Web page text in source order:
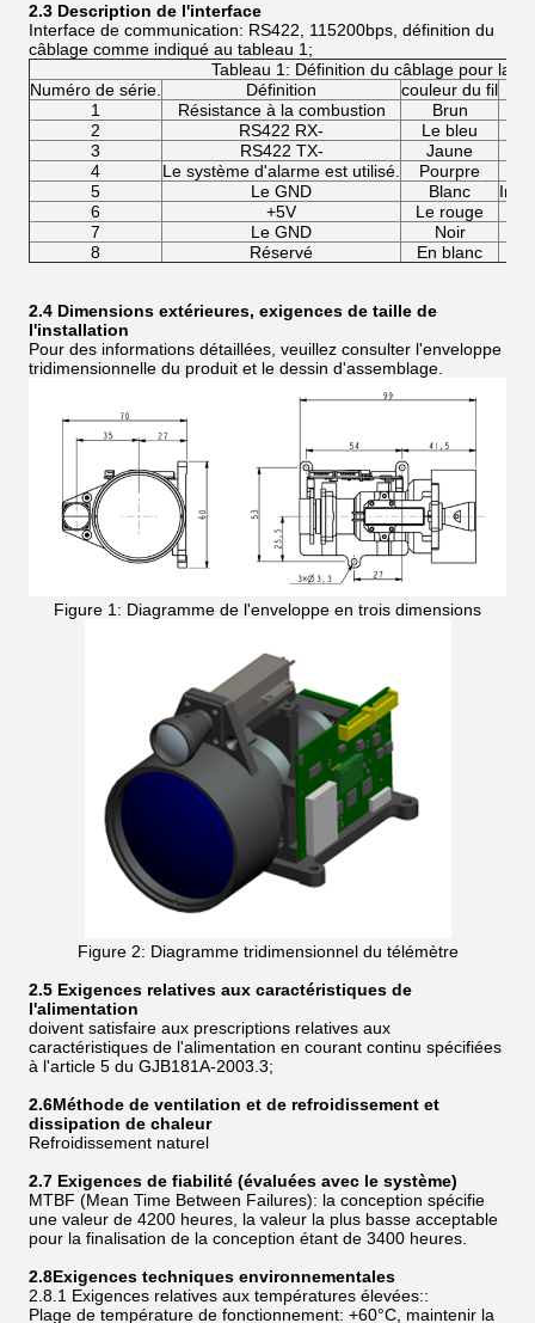
2.3 Description de l'interface
Interface de communication: RS422, 115200bps, définition du
câblage comme indiqué au tableau 1;
Tableau 1: Définition du câblage pour la
Numéro de série.
Définition
couleur du fil
1
Résistance à la combustion
Brun
2
RS422 RX-
Le bleu
3
RS422 TX-
Jaune
4
Le système d'alarme est utilisé.
Pourpre
5
Le GND Blanc
6
+5V
Le rouge
7
Le GND Noir
8
Réservé En blanc
2.4 Dimensions extérieures, exigences de taille de
l'installation
Pour des informations détaillées, veuillez consulter l'enveloppe
tridimensionnelle du produit et le dessin d'assemblage.
Figure 1: Diagramme de l'enveloppe en trois dimensions
Figure 2: Diagramme tridimensionnel du télémètre
2.5 Exigences relatives aux caractéristiques de
l'alimentation
doivent satisfaire aux prescriptions relatives aux
caractéristiques de l'alimentation en courant continu spécifiées
à l'article 5 du GJB181A-2003.3;
2.6Méthode de ventilation et de refroidissement et
dissipation de chaleur
Refroidissement naturel
2.7 Exigences de fiabilité (évaluées avec le système)
MTBF (Mean Time Between Failures): la conception spécifie
une valeur de 4200 heures, la valeur la plus basse acceptable
pour la finalisation de la conception étant de 3400 heures.
2.8Exigences techniques environnementales
2.8.1 Exigences relatives aux températures élevées::
Plage de température de fonctionnement: +60°C, maintenir la